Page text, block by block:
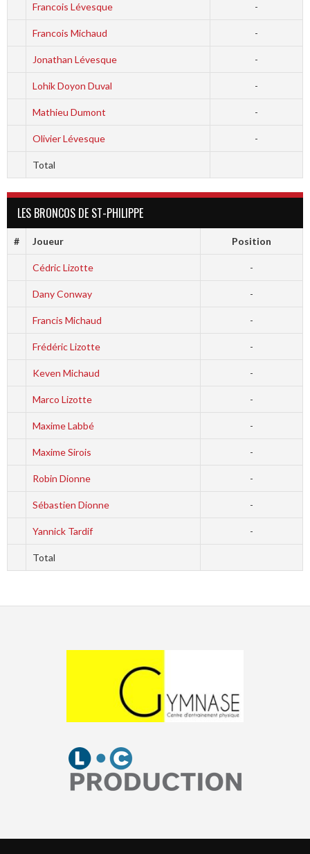
Francois Lévesque -
Francois Michaud -
Jonathan Lévesque -
Lohik Doyon Duval -
Mathieu Dumont -
Olivier Lévesque -
Total
LES BRONCOS DE ST-PHILIPPE
# Joueur Position
Cédric Lizotte -
Dany Conway -
Francis Michaud -
Frédéric Lizotte -
Keven Michaud -
Marco Lizotte -
Maxime Labbé -
Maxime Sirois -
Robin Dionne -
Sébastien Dionne -
Yannick Tardif -
Total